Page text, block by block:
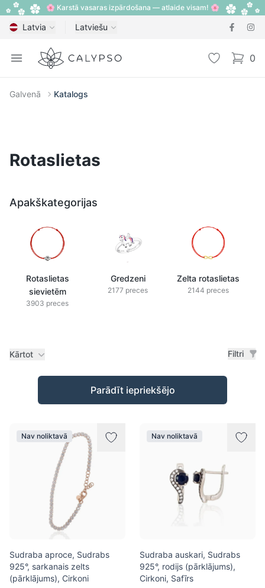
🌸 Karstā vasaras izpārdošana — atlaide visam! 🌸
Latvia Latviešu
Open menu
Calypso Vēlmju 0
items
Galvenā Katalogs
Rotaslietas
Apakškategorijas
Rotaslietas
sievietēm
3903 preces
Gredzeni
2177 preces
Zelta rotaslietas
2144 preces
Kārtot Filtri
Preces
Parādīt iepriekšējo
Nav noliktavā
Sudraba aproce, Sudrabs
925°, sarkanais zelts
(pārklājums), Cirkoni
Nav noliktavā
Sudraba auskari, Sudrabs
925°, rodijs (pārklājums),
Cirkoni, Safīrs